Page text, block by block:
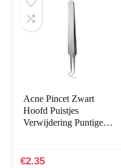
Acne Pincet Zwart
Hoofd Puistjes
Verwijdering Puntige
Gereedschap Mee-eter
€2.35